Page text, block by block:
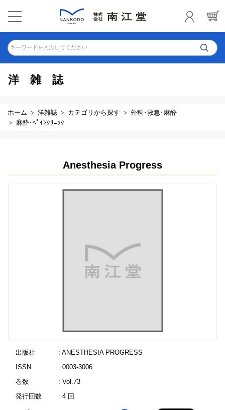
キーワードを入力してください
洋雑誌
ホーム 洋雑誌 カテゴリから探す
外科･救急･麻酔
麻酔･ﾍﾟｲﾝｸﾘﾆｯｸ
Anesthesia Progress
出版社
: ANESTHESIA PROGRESS
ISSN
: 0003-3006
巻数
: Vol.73
発行回数
: 4 回